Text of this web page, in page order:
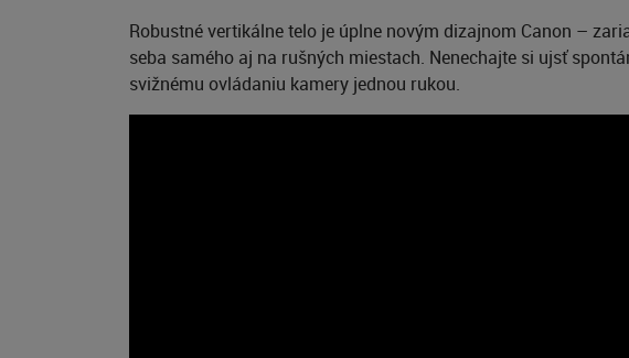
Robustné vertikálne telo je úplne novým dizajnom Canon –
seba samého aj na rušných miestach. Nenechajte si ujsť
svižnému ovládaniu kamery jednou rukou.